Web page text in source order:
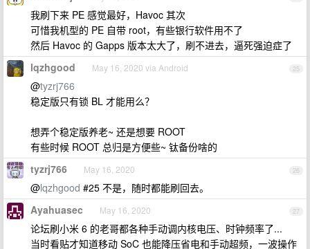
我刷下来 PE 感觉最好，Havoc 其次
可惜我机型的 PE 自带 root，有些银行软件用不了
然后 Havoc 的 Gapps 版本太大了，刷不进去，逼死强迫症了
25
lqzhgood May 16, 2020 via Android
@tyzrj766
稳定版只有锁 BL 才能用么？
想弄个稳定版养老~ 还是想要 ROOT
有些时候 ROOT 总归是方便些~ 钛备份啥的
26
tyzrj766 May 16, 2020
@lqzhgood #25 不是，随时都能刷回去。
27
Ayahuasec May 16, 2020
论坛刷小米 6 的老哥都各种手动调内核电压、时钟频率了...
当时看贴才知道移动 SoC 也能降压省电和手动超频，一波操作